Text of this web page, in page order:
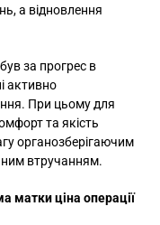
а відновлення
за прогрес в
активно
При цьому для
та якість
органозберігаючим
втручанням.
матки ціна операції